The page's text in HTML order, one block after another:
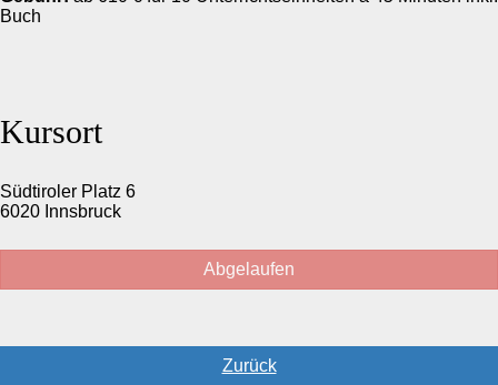
Buch
Kursort
Südtiroler Platz 6
6020 Innsbruck
Abgelaufen
Zurück